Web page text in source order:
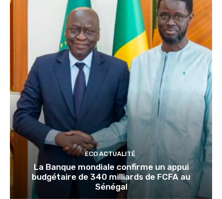
ECO ACTUALITÉ
La Banque mondiale confirme un appui
budgétaire de 340 milliards de FCFA au
Sénégal